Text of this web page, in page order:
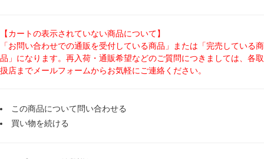
【カートの表示されていない商品について】
「お問い合わせでの通販を受付している商品」または「完売している商
品」になります。再入荷・通販希望などのご質問につきましては、各取
扱店までメールフォームからお気軽にご連絡ください。
この商品について問い合わせる
買い物を続ける